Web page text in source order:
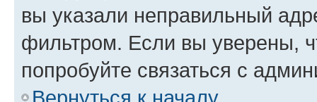
вы указали неправильный
фильтром. Если вы уверены,
попробуйте связаться с
Вернуться к началу